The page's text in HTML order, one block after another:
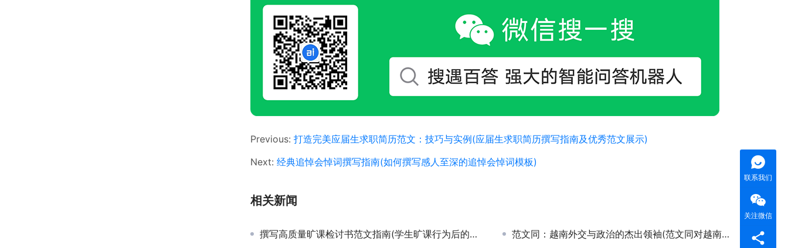
Previous: 打造完美应届生求职简历范文：技巧与实例(应届生求职简历撰写指南及优秀范文展示)
Next: 经典追悼会悼词撰写指南(如何撰写感人至深的追悼会悼词模板)
相关新闻
撰写高质量旷课检讨书范文指南(学生旷课行为后的深刻反省与检讨书撰写技巧) 范文同：越南外交与政治的杰出领袖(范文同对越南现代化进程的深远影响与外交策略分析)
联系我们
关注微信